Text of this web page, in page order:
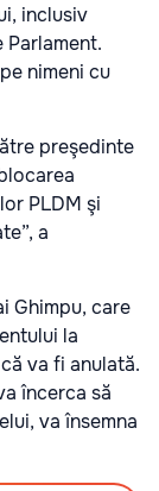
inclusiv
nimeni cu
preşedinte
PLDM şi
a
Ghimpu, care
la
va fi anulată.
încerca să
va însemna